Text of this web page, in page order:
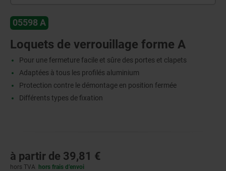
05598 A
Loquets de verrouillage forme A
Pour une fermeture facile et sûre des portes et clapets
Adaptées à tous les profilés aluminium
Protection contre le démontage en position fermée
Différents types de fixation
à partir de 39,81 €
hors TVA hors frais d’envoi